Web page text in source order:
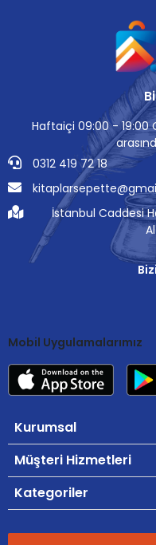
Haftaiçi 09:00 - 19:00
0312 419 72 18
İstanbul Caddesi
Mobil Uygulamalarımız
Kurumsal
Müşteri Hizmetleri
Kategoriler